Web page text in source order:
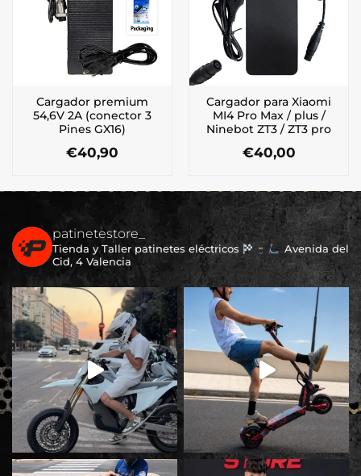
Cargador premium
54,6V 2A (conector 3
Pines GX16)
€40,90
Cargador para Xiaomi
MI4 Pro Max / plus /
Ninebot ZT3 / ZT3 pro
€40,00
patinetestore_
Tienda y Taller patinetes eléctricos
Avenida del
Cid, 4 Valencia